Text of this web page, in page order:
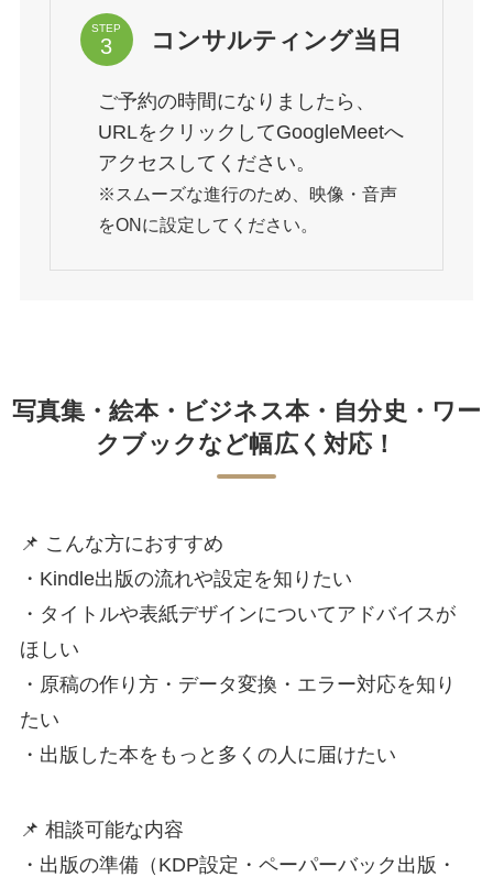
STEP コンサルティング当日
ご予約の時間になりましたら、
URLをクリックしてGoogleMeetへ
アクセスしてください。
※スムーズな進行のため、映像・音声
をONに設定してください。
写真集・絵本・ビジネス本・自分史・ワー
クブックなど幅広く対応！
📌 こんな方におすすめ
・Kindle出版の流れや設定を知りたい
・タイトルや表紙デザインについてアドバイスが
ほしい
・原稿の作り方・データ変換・エラー対応を知り
たい
・出版した本をもっと多くの人に届けたい
📌 相談可能な内容
・出版の準備（KDP設定・ペーパーバック出版・